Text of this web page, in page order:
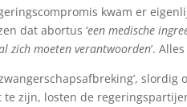
kwam er
dat abortus ‘een medische
zich moeten verantwoorden’.
zijn, losten de